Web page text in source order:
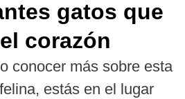
gatos que
corazón
conocer más sobre esta
estás en el lugar